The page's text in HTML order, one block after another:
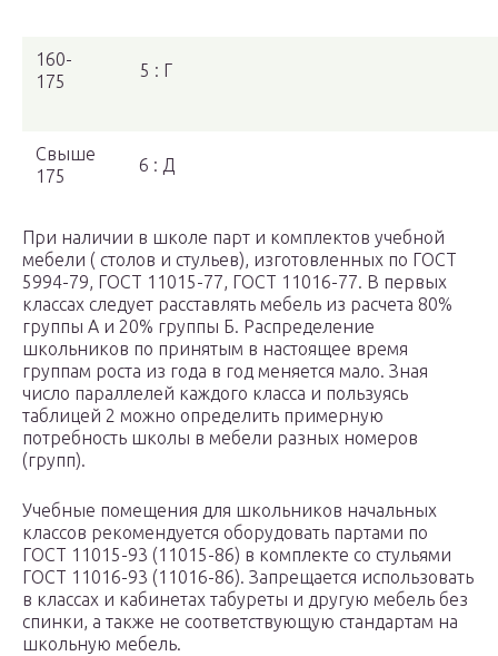
160-
175
5 : Г
Свыше
175
6 : Д
При наличии в школе парт и комплектов учебной
мебели ( столов и стульев), изготовленных по ГОСТ
5994-79, ГОСТ 11015-77, ГОСТ 11016-77. В первых
классах следует расставлять мебель из расчета 80%
группы А и 20% группы Б. Распределение
школьников по принятым в настоящее время
группам роста из года в год меняется мало. Зная
число параллелей каждого класса и пользуясь
таблицей 2 можно определить примерную
потребность школы в мебели разных номеров
(групп).
Учебные помещения для школьников начальных
классов рекомендуется оборудовать партами по
ГОСТ 11015-93 (11015-86) в комплекте со стульями
ГОСТ 11016-93 (11016-86). Запрещается использовать
в классах и кабинетах табуреты и другую мебель без
спинки, а также не соответствующую стандартам на
школьную мебель.